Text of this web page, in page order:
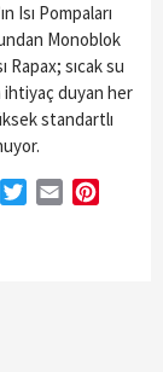
Isı Pompaları
Monoblok
Rapax; sıcak su
duyan her
standartlı
FacebookTwitterEmail